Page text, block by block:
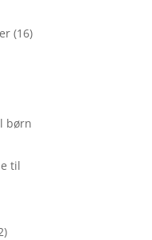
(16)
børn
til